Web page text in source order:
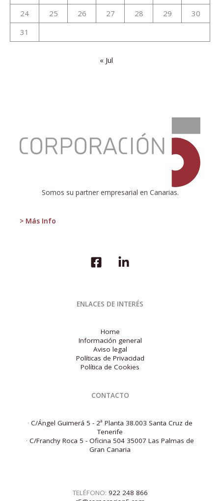
24
25 26 27 28 29
30
31
« Jul
Somos su partner empresarial en Canarias.
> Más Info
RIQUEZA
SE
ENLACES DE INTERÉS
Home
Información general
Aviso legal
Políticas de Privacidad
Política de Cookies
CONTACTO
· C/Ángel Guimerá 5 - 2ª Planta 38.003 Santa Cruz de
Tenerife
· C/Franchy Roca 5 - Oficina 504 35007 Las Palmas de
Gran Canaria
TELÉFONO: 922 248 866